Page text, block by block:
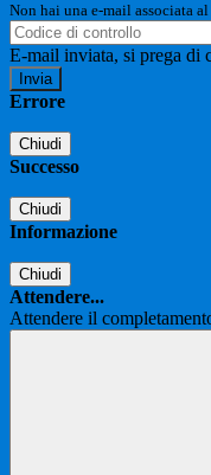
Non hai una e-mail associata
E-mail inviata, si prega di
Errore
Chiudi
Successo
Chiudi
Informazione
Chiudi
Attendere...
Attendere il